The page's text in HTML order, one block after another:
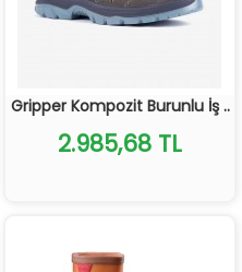
Gripper Kompozit Burunlu İş ..
2.985,68 TL